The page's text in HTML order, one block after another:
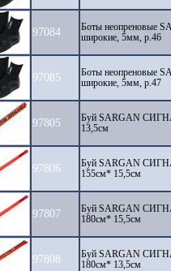
97084
Боты неопреновые
широкие, 5мм, р.46
97085
Боты неопреновые
широкие, 5мм, р.47
97805
Буй SARGAN
13,5см
97806
Буй SARGAN
155см* 15,5см
97807
Буй SARGAN
180см* 15,5см
97808
Буй SARGAN
180см* 13,5см